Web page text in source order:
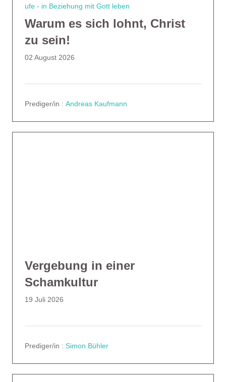
ufe - in Beziehung mit Gott leben
Warum es sich lohnt, Christ
zu sein!
02 August 2026
Prediger/in : Andreas Kaufmann
Vergebung in einer
Schamkultur
19 Juli 2026
Prediger/in : Simon Bühler